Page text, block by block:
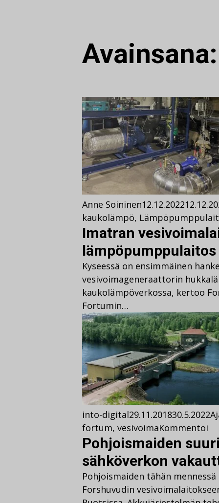
Anne Soininen12.12.2022
kaukolämpö,
Imatran
Kyseessä on ensimmäinen
vesivoimageneraattorin
kaukolämpöverkossa, kertoo
Fortumin…
into-digital29.11.201830.5.2022
fortum, vesivoimaKommentoi
Pohjoismaiden
sähköverkon
Pohjoismaiden tähän
Forshuvudin